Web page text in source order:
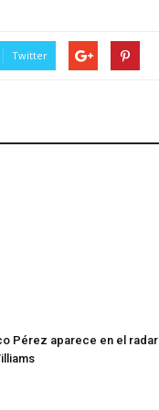
Twitter
Pérez aparece en el radar